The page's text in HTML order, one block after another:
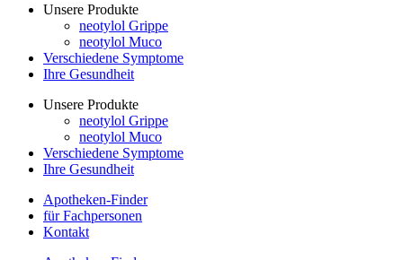
Unsere Produkte
neotylol Grippe
neotylol Muco
Verschiedene Symptome
Ihre Gesundheit
Unsere Produkte
neotylol Grippe
neotylol Muco
Verschiedene Symptome
Ihre Gesundheit
Apotheken-Finder
für Fachpersonen
Kontakt